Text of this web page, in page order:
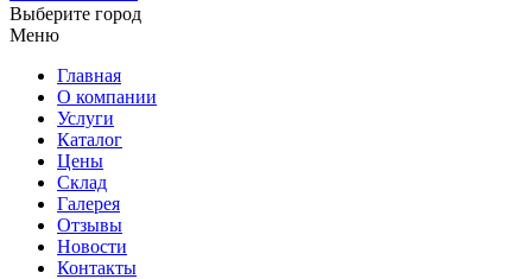
Выберите город
Меню
Главная
О компании
Услуги
Каталог
Цены
Склад
Галерея
Отзывы
Новости
Контакты